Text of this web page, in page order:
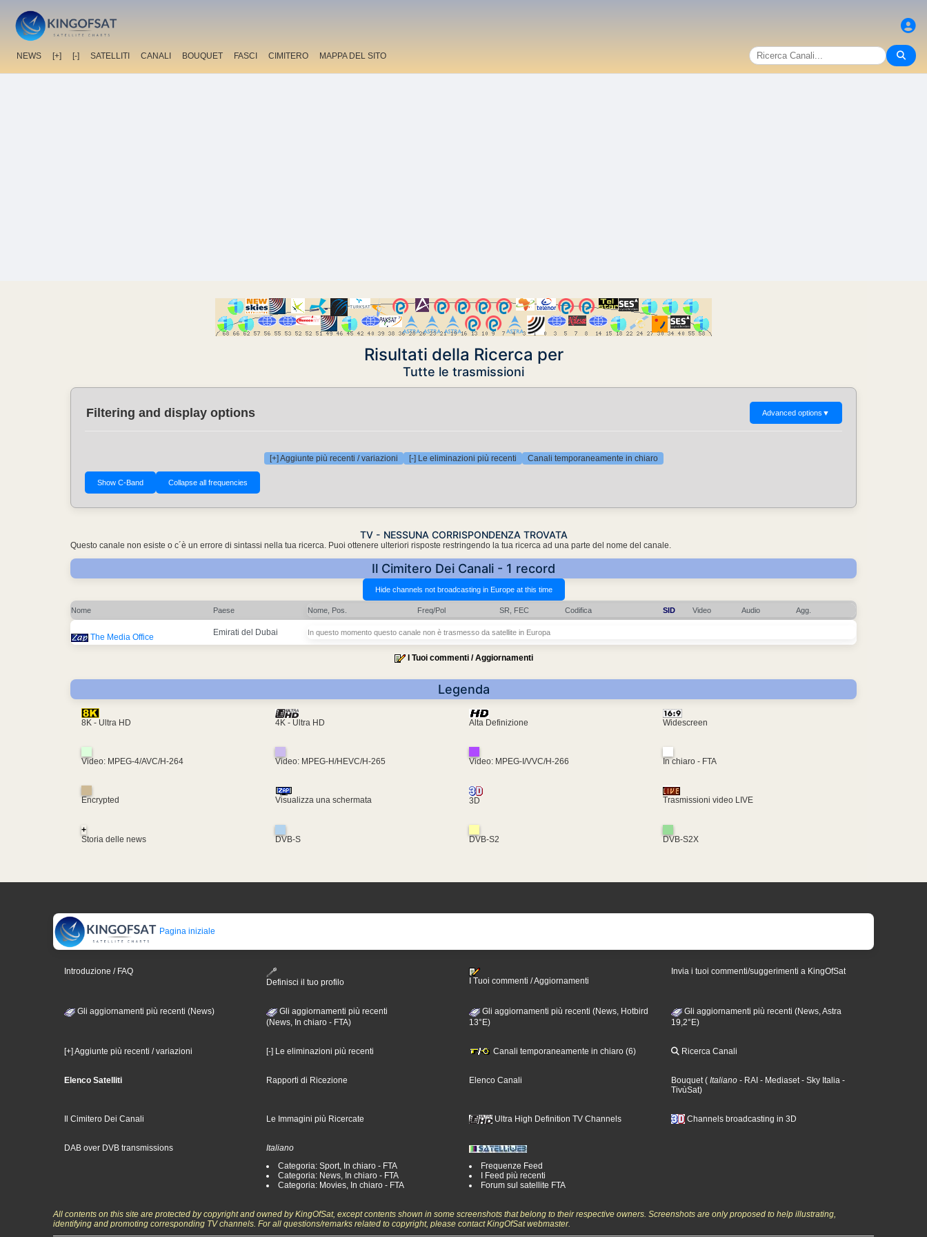
NEWS [+] [-] SATELLITI CANALI BOUQUET FASCI CIMITERO MAPPA DEL SITO
Risultati della Ricerca per
Tutte le trasmissioni
Filtering and display options Advanced options ▼
[+] Aggiunte più recenti / variazioni [-] Le eliminazioni più recenti Canali temporaneamente in chiaro
TV - NESSUNA CORRISPONDENZA TROVATA
Questo canale non esiste o c´è un errore di sintassi nella tua ricerca. Puoi ottenere ulteriori risposte restringendo la tua ricerca ad una parte del nome del canale.
Il Cimitero Dei Canali - 1 record
Nome Paese Nome, Pos. Freq/Pol SR, FEC Codifica SID Video Audio Agg.
The Media Office Emirati del Dubai In questo momento questo canale non è trasmesso da satellite in Europa
I Tuoi commenti / Aggiornamenti
Legenda
8K - Ultra HD 4K - Ultra HD Alta Definizione Widescreen
Video: MPEG-4/AVC/H-264 Video: MPEG-H/HEVC/H-265 Video: MPEG-I/VVC/H-266 In chiaro - FTA
Encrypted Visualizza una schermata 3D Trasmissioni video LIVE
+
Storia delle news
DVB-S DVB-S2 DVB-S2X
Pagina iniziale
Introduzione / FAQ
Definisci il tuo profilo
I Tuoi commenti / Aggiornamenti
Invia i tuoi commenti/suggerimenti a KingOfSat
Gli aggiornamenti più recenti (News)
Gli aggiornamenti più recenti
(News, In chiaro - FTA)
Gli aggiornamenti più recenti (News, Hotbird
13°E)
Gli aggiornamenti più recenti (News, Astra
19,2°E)
[+] Aggiunte più recenti / variazioni [-] Le eliminazioni più recenti Canali temporaneamente in chiaro (6) Ricerca Canali
Elenco Satelliti Rapporti di Ricezione Elenco Canali Bouquet ( Italiano - RAI - Mediaset - Sky Italia -
TivùSat)
Il Cimitero Dei Canali Le Immagini più Ricercate Ultra High Definition TV Channels Channels broadcasting in 3D
DAB over DVB transmissions
Italiano
Categoria: Sport, In chiaro - FTA
Categoria: News, In chiaro - FTA
Categoria: Movies, In chiaro - FTA
Frequenze Feed
I Feed più recenti
Forum sul satellite FTA
All contents on this site are protected by copyright and owned by KingOfSat, except contents shown in some screenshots that belong to their respective owners. Screenshots are only proposed to help illustrating,
identifying and promoting corresponding TV channels. For all questions/remarks related to copyright, please contact KingOfSat webmaster.